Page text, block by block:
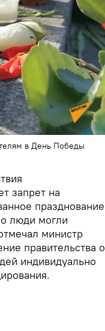
в День Победы
запрет на
празднование
люди могли
министр
правительства о
индивидуально